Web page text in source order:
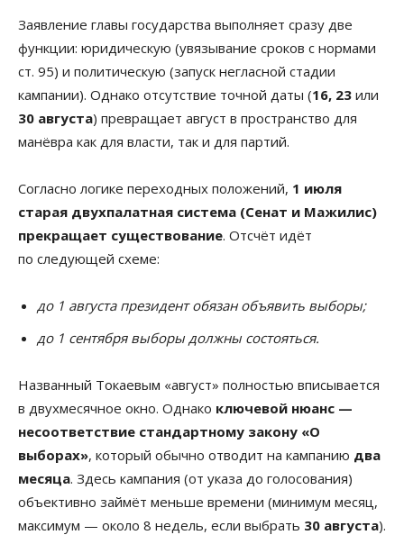
Заявление главы государства выполняет сразу две
функции: юридическую (увязывание сроков с нормами
ст. 95) и политическую (запуск негласной стадии
кампании). Однако отсутствие точной даты (16, 23 или
30 августа) превращает август в пространство для
манёвра как для власти, так и для партий.
Согласно логике переходных положений, 1 июля
старая двухпалатная система (Сенат и Мажилис)
прекращает существование. Отсчёт идёт
по следующей схеме:
до 1 августа президент обязан объявить выборы;
до 1 сентября выборы должны состояться.
Названный Токаевым «август» полностью вписывается
в двухмесячное окно. Однако ключевой нюанс —
несоответствие стандартному закону «О
выборах», который обычно отводит на кампанию два
месяца. Здесь кампания (от указа до голосования)
объективно займёт меньше времени (минимум месяц,
максимум — около 8 недель, если выбрать 30 августа).